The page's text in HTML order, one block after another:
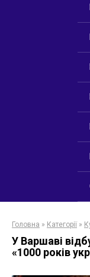
Головна » Категорії »
У Варшаві
«1000 років